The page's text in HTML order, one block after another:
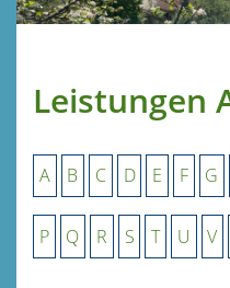
Leistungen
A B C D E F G
P Q R S T U V